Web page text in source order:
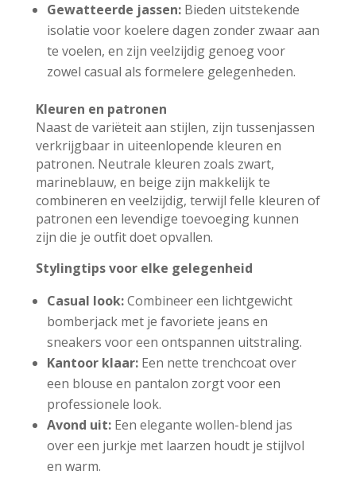
Gewatteerde jassen:Bieden uitstekende
isolatie voor koelere dagen zonder zwaar aan
te voelen, en zijn veelzijdig genoeg voor
zowel casual als formelere gelegenheden.
Kleuren en patronen
Naast de variëteit aan stijlen, zijn tussenjassen
verkrijgbaar in uiteenlopende kleuren en
patronen. Neutrale kleuren zoals zwart,
marineblauw, en beige zijn makkelijk te
combineren en veelzijdig, terwijl felle kleuren of
patronen een levendige toevoeging kunnen
zijn die je outfit doet opvallen.
Stylingtips voor elke gelegenheid
Casual look:Combineer een lichtgewicht
bomberjack met je favoriete jeans en
sneakers voor een ontspannen uitstraling.
Kantoor klaar:Een nette trenchcoat over
een blouse en pantalon zorgt voor een
professionele look.
Avond uit:Een elegante wollen-blend jas
over een jurkje met laarzen houdt je stijlvol
en warm.